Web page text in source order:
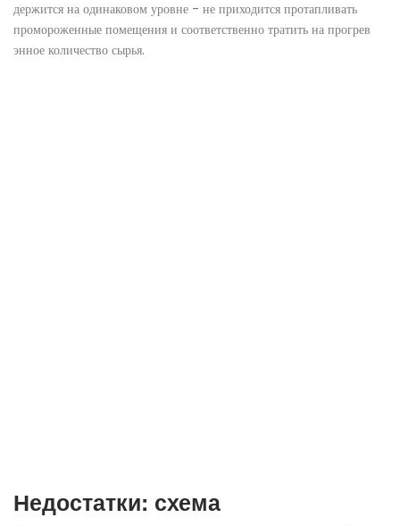
держится на одинаковом уровне – не приходится протапливать
промороженные помещения и соответственно тратить на прогрев
энное количество сырья.
Недостатки: схема